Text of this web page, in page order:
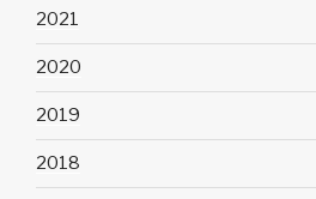
2021
2020
2019
2018